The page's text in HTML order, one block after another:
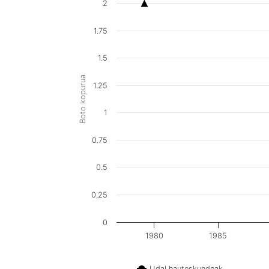
Boto kopurua
1980 1985
0
0.25
0.5
0.75
1
1.25
1.5
1.75
2